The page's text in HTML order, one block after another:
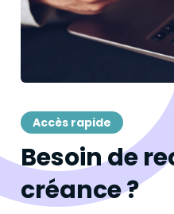
Accès rapide
Besoin de
créance ?